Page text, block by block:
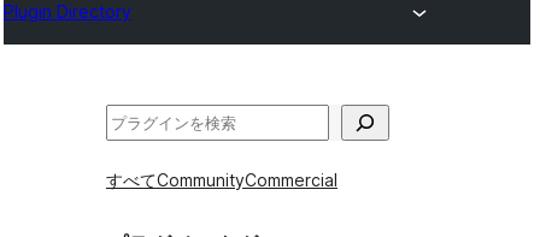
プ
Plugin Directory
検
すべてCommunityCommercial